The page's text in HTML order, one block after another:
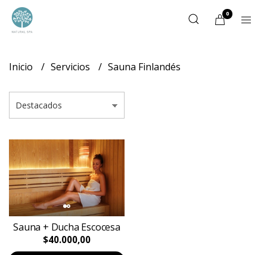
0
Inicio Servicios Sauna Finlandés
Sauna + Ducha Escocesa
$40.000,00